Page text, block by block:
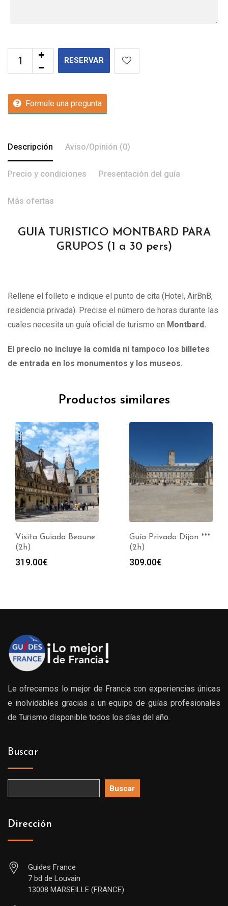
RESERVAR
Formule una pregunta
Descripción Aviso/Opinión (0)
Precio y condiciones Presentación del guía
Más ofertas
GUIA TURISTICO MONTBARD PARA
GRUPOS (1 a 30 pers)
Rellene el folleto e indique el punto de cita (Hotel, AirBnB,
residencia privada). Precise el número de horas durante las
cuales necesita un guía oficial de turismo en Montbard.
El precio no incluye la comida ni tampoco los billetes
de entrada en los monumentos y los museos.
Productos similares
Visita Guiada Beaune
(2h)
319.00€
Guía Privado Dijon ***
(2h)
309.00€
Le ofrecemos lo mejor de Francia con experiencias únicas
e inolvidables gracias a un equipo de guías profesionales
de Turismo disponible todos los días del año.
Buscar
Buscar
Dirección
Guides France
7 bd de Louvain
13008 MARSEILLE (FRANCE)